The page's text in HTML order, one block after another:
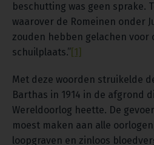
beschutting was geen sprake.
waarover de Romeinen onder
zouden hebben gelachen voor
schuilplaats.” [1]
Met deze woorden struikelde
Barthas in 1914 in de afgrond
Wereldoorlog heette. De
moest maken aan alle
loopgraven en zinloos